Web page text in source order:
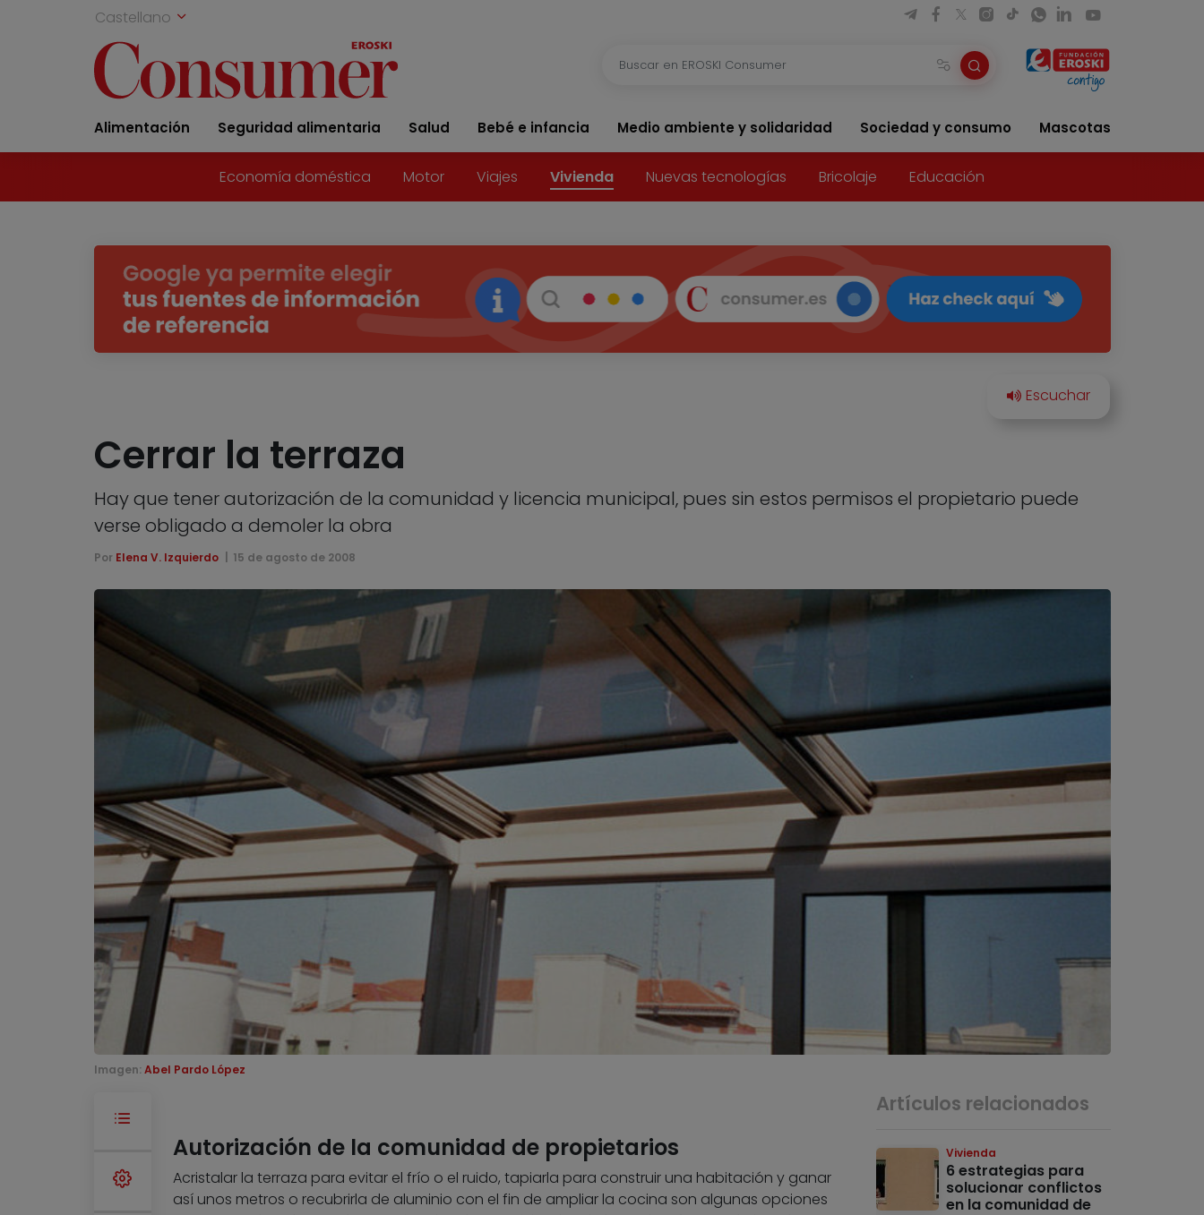
Castellano
Alimentación Seguridad alimentaria Salud Bebé e infancia Medio ambiente y solidaridad Sociedad y consumo Mascotas
Economía doméstica Motor Viajes Vivienda Nuevas tecnologías Bricolaje Educación
Cerrar la terraza
Hay que tener autorización de la comunidad y licencia municipal, pues sin estos permisos el propietario puede
verse obligado a demoler la obra
Por Elena V. Izquierdo 15 de agosto de 2008
Imagen: Abel Pardo López
Autorización de la comunidad de propietarios
Acristalar la terraza para evitar el frío o el ruido, tapiarla para construir una habitación y ganar
así unos metros o recubrirla de aluminio con el fin de ampliar la cocina son algunas opciones
Artículos relacionados
Vivienda
6 estrategias para
solucionar conflictos
en la comunidad de